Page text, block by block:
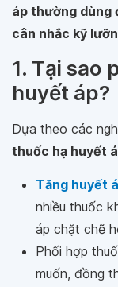
áp thường dùng
cân nhắc kỹ
1. Tại sao
huyết áp?
Dựa theo các
thuốc hạ huyết
Tăng huyết
nhiều thuốc
áp chặt chẽ
Phối hợp
muốn, đồng